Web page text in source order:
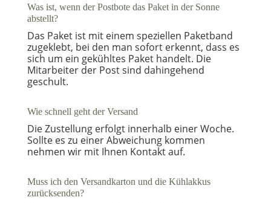
Was ist, wenn der Postbote das Paket in der Sonne
abstellt?
Das Paket ist mit einem speziellen Paketband
zugeklebt, bei den man sofort erkennt, dass es
sich um ein gekühltes Paket handelt. Die
Mitarbeiter der Post sind dahingehend
geschult.
Wie schnell geht der Versand
Die Zustellung erfolgt innerhalb einer Woche.
Sollte es zu einer Abweichung kommen
nehmen wir mit Ihnen Kontakt auf.
Muss ich den Versandkarton und die Kühlakkus
zurücksenden?